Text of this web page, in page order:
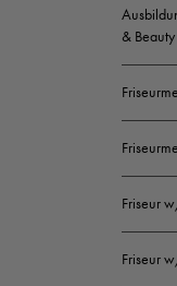
&
Friseur
Friseur